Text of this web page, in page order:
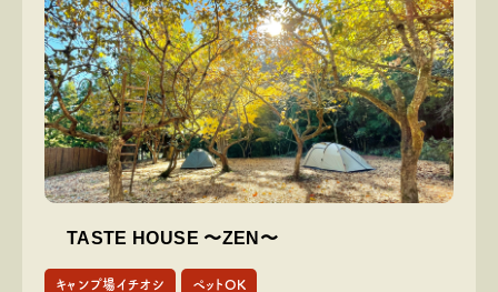
TASTE HOUSE 〜ZEN〜
キャンプ場イチオシ ペットOK